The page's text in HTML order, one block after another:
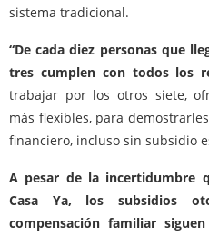
sistema tradicional.
“De cada diez personas que
tres cumplen con todos los
trabajar por los otros siete,
más flexibles, para
financiero, incluso sin subsidio
A pesar de la incertidumbre
Casa Ya, los subsidios
compensación familiar